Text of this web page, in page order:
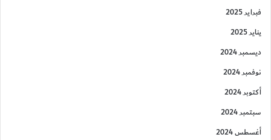
فبراير 2025
يناير 2025
ديسمبر 2024
نوفمبر 2024
أكتوبر 2024
سبتمبر 2024
أغسطس 2024